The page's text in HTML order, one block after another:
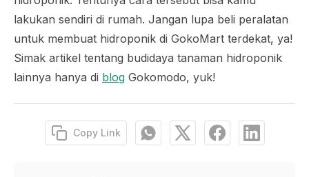
lakukan sendiri di rumah. Jangan lupa beli peralatan
untuk membuat hidroponik di GokoMart terdekat, ya!
Simak artikel tentang budidaya tanaman hidroponik
lainnya hanya di blog Gokomodo, yuk!
Copy Link